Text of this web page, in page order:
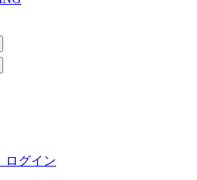
ログイン